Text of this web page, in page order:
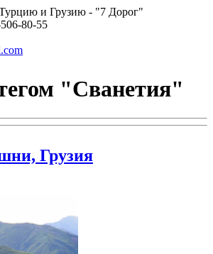
и Грузию - "7 Дорог"
80-55
"Сванетия"
Грузия